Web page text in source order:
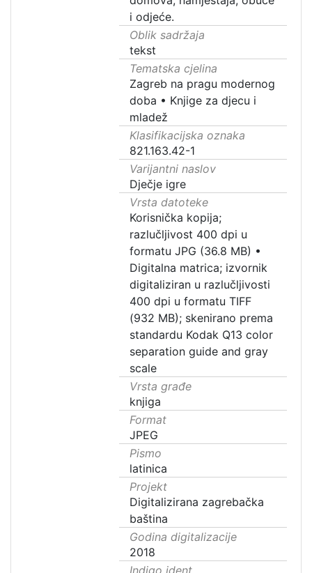
i odjeće.
Oblik sadržaja
tekst
Tematska cjelina
Zagreb na pragu modernog
doba • Knjige za djecu i
mladež
Klasifikacijska oznaka
821.163.42-1
Varijantni naslov
Dječje igre
Vrsta datoteke
Korisnička kopija;
razlučljivost 400 dpi u
formatu JPG (36.8 MB) •
Digitalna matrica; izvornik
digitaliziran u razlučljivosti
400 dpi u formatu TIFF
(932 MB); skenirano prema
standardu Kodak Q13 color
separation guide and gray
scale
Vrsta građe
knjiga
Format
JPEG
Pismo
latinica
Projekt
Digitalizirana zagrebačka
baština
Godina digitalizacije
2018
Indigo ident